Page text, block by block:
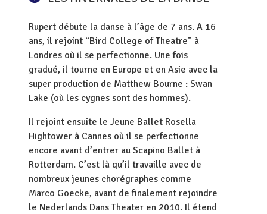
Rupert débute la danse à l’âge de 7 ans. A 16
ans, il rejoint “Bird College of Theatre” à
Londres où il se perfectionne. Une fois
gradué, il tourne en Europe et en Asie avec la
super production de Matthew Bourne : Swan
Lake (où les cygnes sont des hommes).
Il rejoint ensuite le Jeune Ballet Rosella
Hightower à Cannes où il se perfectionne
encore avant d’entrer au Scapino Ballet à
Rotterdam. C’est là qu’il travaille avec de
nombreux jeunes chorégraphes comme
Marco Goecke, avant de finalement rejoindre
le Nederlands Dans Theater en 2010. Il étend